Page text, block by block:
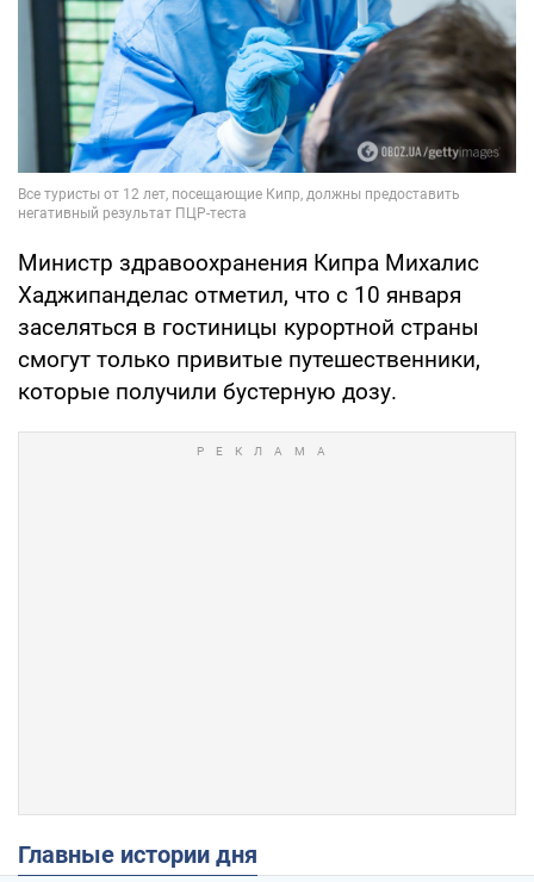
Министр здравоохранения Кипра Михалис
Хаджипанделас отметил, что с 10 января
заселяться в гостиницы курортной страны
смогут только привитые путешественники,
которые получили бустерную дозу.
Главные истории дня